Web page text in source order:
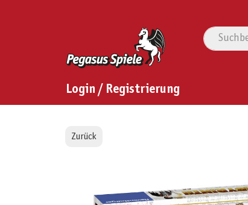
Login / Registrierung
Zurück